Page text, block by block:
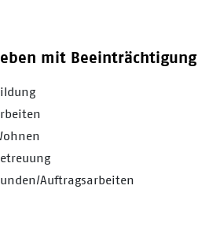
mit Beeinträchtigung
Auftragsarbeiten